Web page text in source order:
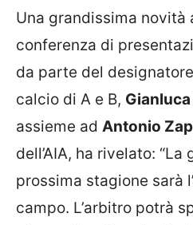
Una grandissima novità
conferenza di
da parte del
calcio di A e B,
assieme ad Antonio
dell’AIA, ha rivelato:
prossima stagione sarà
campo. L’arbitro potrà